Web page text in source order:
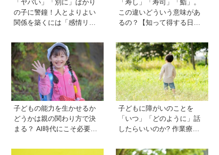
「ヤバい」「別に」ばかり
の子に警鐘！人とよりよい
関係を築くには「感情リテ
発達心理学者・渡辺弥生先
生に聞く今の子どもの感情
表現の育て方
「寿し」「寿司」「鮨」。
この違いどういう意味があ
るの？【知って得する日本
子どもの能力を生かせるか
どうかは親の関わり方で決
まる？ AI時代にこそ必要な
の伸ばし方と「愛される人
子どもに障がいのことを
「いつ」「どのように」話
したらいいのか? 作業療法
当時小学生の息子に伝えた